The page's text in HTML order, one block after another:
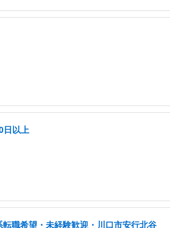
日以上
職希望・未経験歓迎・川口市安行北谷